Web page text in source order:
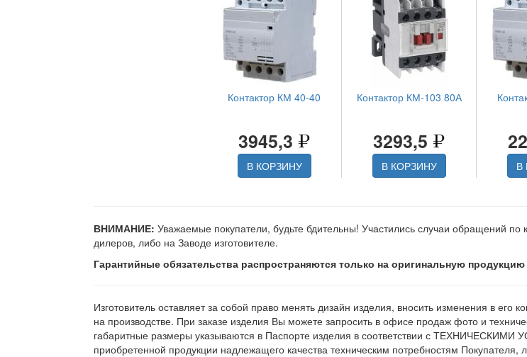
Контактор КМ 40-40
3945,3
В КОРЗИНУ
Контактор КМ-103 80А
3293,5
В КОРЗИНУ В
ВНИМАНИЕ: Уважаемые покупатели, будьте бдительны! Участились случаи обращений
дилеров, либо на Заводе изготовителе.
Гарантийные обязательства распространяются только на оригинальную
Изготовитель оставляет за собой право менять дизайн изделия, вносить изменения в его
на производстве. При заказе изделия Вы можете запросить в офисе продаж фото и
габаритные размеры указываются в Паспорте изделия в соответствии с ТЕХНИЧЕСКИМИ
приобретенной продукции надлежащего качества техническим потребностям Покупателя,